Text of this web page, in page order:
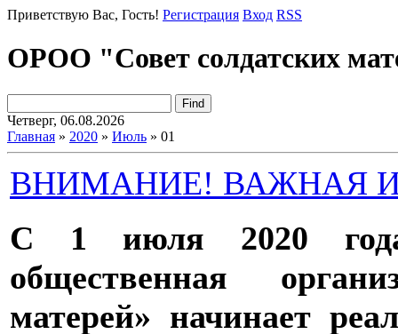
Приветствую Вас, Гость! Регистрация Вход RSS
ОРОО "Совет солдатских
Четверг, 06.08.2026
Главная » 2020 » Июль » 01
ВНИМАНИЕ! ВАЖНАЯ
С 1 июля 2020 года
общественная
матерей» начинает